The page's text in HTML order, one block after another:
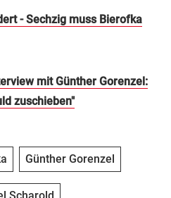
- Sechzig muss Bierofka
mit Günther Gorenzel:
zuschieben"
Günther Gorenzel